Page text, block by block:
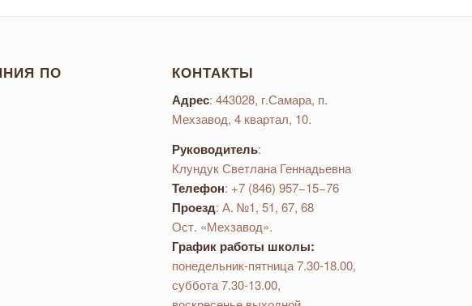
ПО КОНТАКТЫ
Адрес: 443028, г.Самара, п.
Мехзавод, 4 квартал, 10.
Руководитель:
Клундук Светлана Геннадьевна
Телефон: +7 (846) 957−15−76
Проезд: А. №1, 51, 67, 68
Ост. «Мехзавод».
График работы школы:
понедельник-пятница 7.30-18.00,
суббота 7.30-13.00,